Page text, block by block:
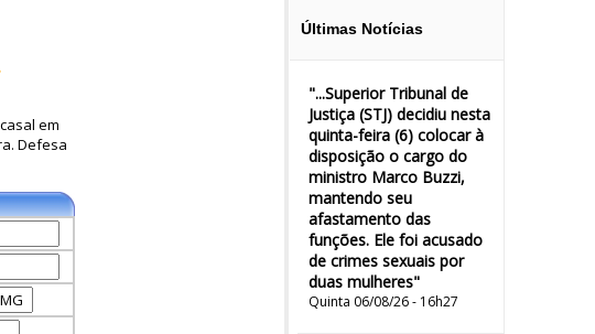
Últimas Notícias
"...Superior Tribunal de
Justiça (STJ) decidiu nesta
quinta-feira (6) colocar à
disposição o cargo do
ministro Marco Buzzi,
mantendo seu
afastamento das
funções. Ele foi acusado
de crimes sexuais por
duas mulheres"
Quinta 06/08/26 - 16h27
em
Defesa